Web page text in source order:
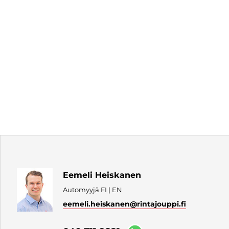
Eemeli Heiskanen
Automyyjä FI | EN
eemeli.heiskanen@rintajouppi.fi